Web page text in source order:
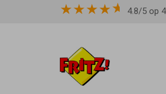
★★★★ 4.8/5 op